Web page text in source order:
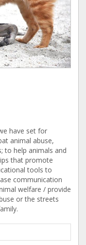
have set for
animal abuse,
to help animals and
that promote
tools to
communication
welfare / provide
or the streets